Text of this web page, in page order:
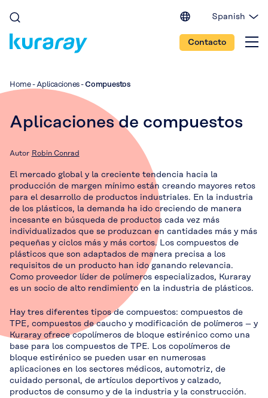
English (EU)
English (IN)
Spanish
Contacto
Home-Aplicaciones-Compuestos
Aplicaciones de compuestos
Autor Robin Conrad
El mercado global y la creciente tendencia hacia la
producción de margen mínimo están creando mayores retos
para el desarrollo de productos industriales. En la industria
de los plásticos, la demanda ha ido creciendo de manera
incesante en búsqueda de productos cada vez más
individualizados que se produzcan en cantidades más y más
pequeñas y ciclos más y más cortos. Los compuestos de
plásticos que son adaptados de manera precisa a los
requisitos de un producto han ido ganando relevancia.
Como proveedor líder de polímeros especializados, Kuraray
es un socio de alto rendimiento en la industria de plásticos.
Hay tres diferentes tipos de compuestos: compuestos de
TPE, compuestos de caucho y modificación de polímeros – y
Kuraray ofrece copolímeros de bloque estirénico como una
base para los compuestos de TPE. Los copolímeros de
bloque estirénico se pueden usar en numerosas
aplicaciones en los sectores médicos, automotriz, de
cuidado personal, de artículos deportivos y calzado,
productos de consumo y de la industria y la construcción.